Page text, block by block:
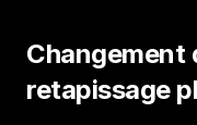
Changement
retapissage